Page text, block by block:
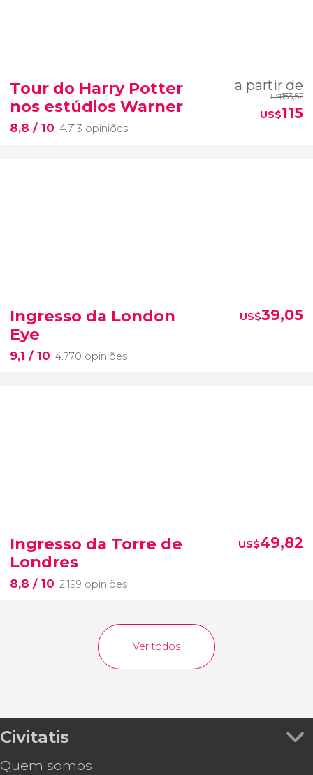
Tour do Harry Potter
nos estúdios Warner
8,8 / 10 4.713 opiniões
a partir de
US$153,52
US$115
Ingresso da London
Eye
9,1 / 10 4.770 opiniões
US$39,05
Ingresso da Torre de
Londres
8,8 / 10 2.199 opiniões
US$49,82
Ver todos
Civitatis
Quem somos